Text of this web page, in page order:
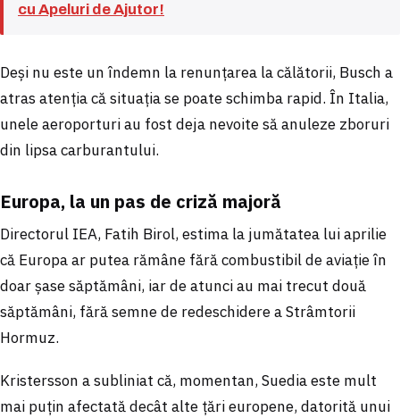
cu Apeluri de Ajutor!
Deși nu este un îndemn la renunțarea la călătorii, Busch a
atras atenția că situația se poate schimba rapid. În Italia,
unele aeroporturi au fost deja nevoite să anuleze zboruri
din lipsa carburantului.
Europa, la un pas de criză majoră
Directorul IEA, Fatih Birol, estima la jumătatea lui aprilie
că Europa ar putea rămâne fără combustibil de aviație în
doar șase săptămâni, iar de atunci au mai trecut două
săptămâni, fără semne de redeschidere a Strâmtorii
Hormuz.
Kristersson a subliniat că, momentan, Suedia este mult
mai puțin afectată decât alte țări europene, datorită unui